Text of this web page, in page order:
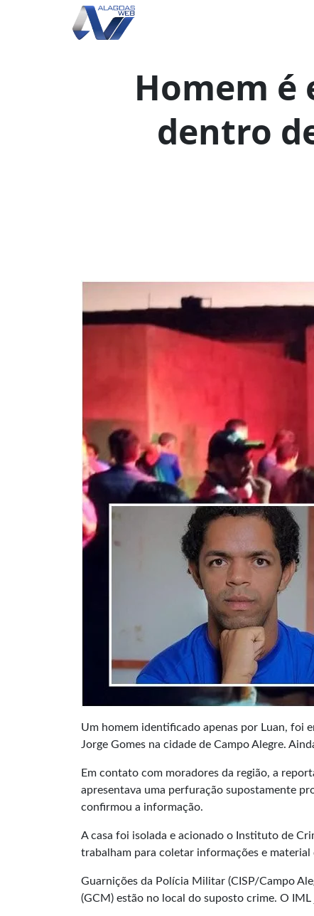
Homem
dentro
Um homem identificado apenas por Luan, foi
Jorge Gomes na cidade de Campo Alegre.
Em contato com moradores da região, a
apresentava uma perfuração supostamente
confirmou a informação.
A casa foi isolada e acionado o Instituto de
trabalham para coletar informações e material
Guarnições da Polícia Militar (CISP/Campo
(GCM) estão no local do suposto crime. O